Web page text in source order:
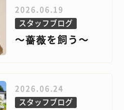
2026.06.19
スタッフブログ
～薔薇を飼う～
2026.06.24
スタッフブログ